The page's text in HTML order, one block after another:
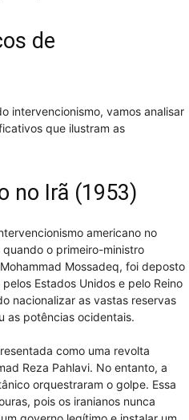
de
intervencionismo, vamos analisar
que ilustram as
no Irã (1953)
americano no
o primeiro-ministro
Mossadeq, foi deposto
Estados Unidos e pelo Reino
nacionalizar as vastas reservas
as potências ocidentais.
como uma revolta
Reza Pahlavi. No entanto, a
orquestraram o golpe. Essa
pois os iranianos nunca